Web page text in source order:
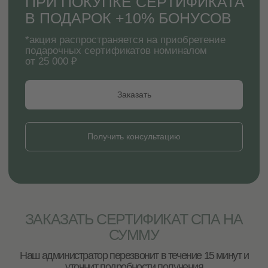
25 000 ₽
( расслабляющие, тонизирующие и
женщин, мужчин, детей)
ПОДАРОЧНЫЕ СЕРТИФИКАТЫ
БУМАЖНЫЙ СЕРТИФИКАТ СПА
ОФОРМЛЕНИЯ